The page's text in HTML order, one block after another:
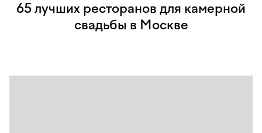
65 лучших ресторанов для камерной
свадьбы в Москве